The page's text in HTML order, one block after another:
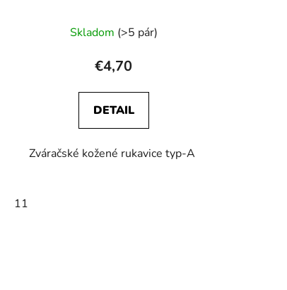
pr. 3,25 x 350mm - 5kg
Skladom (>5 pár)
€4,70
DETAIL
Zváračské kožené rukavice typ-A
11